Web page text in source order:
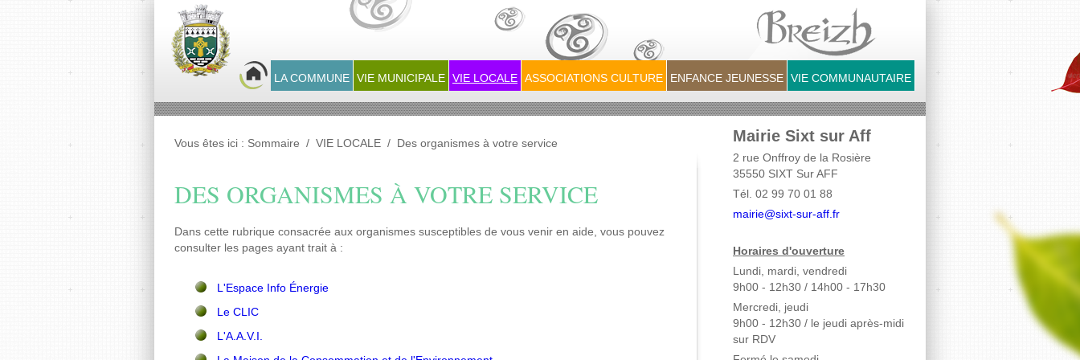
LA COMMUNE VIE MUNICIPALE VIE LOCALE ASSOCIATIONS CULTURE ENFANCE JEUNESSE VIE COMMUNAUTAIRE
Vous êtes ici : Sommaire / VIE LOCALE / Des organismes à votre service
DES ORGANISMES À VOTRE SERVICE
Dans cette rubrique consacrée aux organismes susceptibles de vous venir en aide, vous pouvez
consulter les pages ayant trait à :
L'Espace Info Énergie
Le CLIC
L'A.A.V.I.
Mairie Sixt sur Aff
2 rue Onffroy de la Rosière
35550 SIXT Sur AFF
Tél. 02 99 70 01 88
mairie@sixt-sur-aff.fr
Horaires d'ouverture
Lundi, mardi, vendredi
9h00 - 12h30 / 14h00 - 17h30
Mercredi, jeudi
9h00 - 12h30 / le jeudi après-midi
sur RDV